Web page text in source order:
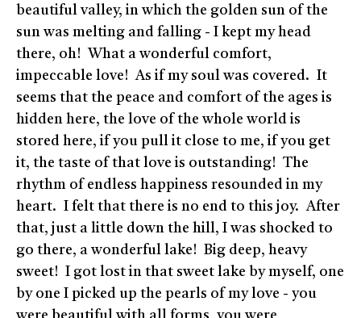
beautiful valley, in which the golden sun of the
sun was melting and falling - I kept my head
there, oh! What a wonderful comfort,
impeccable love! As if my soul was covered. It
seems that the peace and comfort of the ages is
hidden here, the love of the whole world is
stored here, if you pull it close to me, if you get
it, the taste of that love is outstanding! The
rhythm of endless happiness resounded in my
heart. I felt that there is no end to this joy. After
that, just a little down the hill, I was shocked to
go there, a wonderful lake! Big deep, heavy
sweet! I got lost in that sweet lake by myself, one
by one I picked up the pearls of my love - you